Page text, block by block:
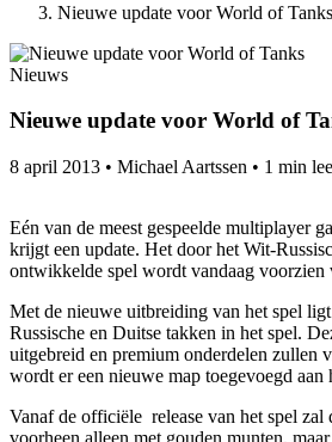
Nieuwe update voor World of Tanks
Nieuws
Nieuwe update voor World of
8 april 2013 • Michael Aartssen • 1 min
Eén van de meest gespeelde multiplayer
krijgt een update. Het door het Wit-
ontwikkelde spel wordt vandaag voorzien
Met de nieuwe uitbreiding van het spel
Russische en Duitse takken in het spel.
uitgebreid en premium onderdelen zullen
wordt er een nieuwe map toegevoegd aan
Vanaf de officiële release van het spel zal
voorheen alleen met gouden munten,